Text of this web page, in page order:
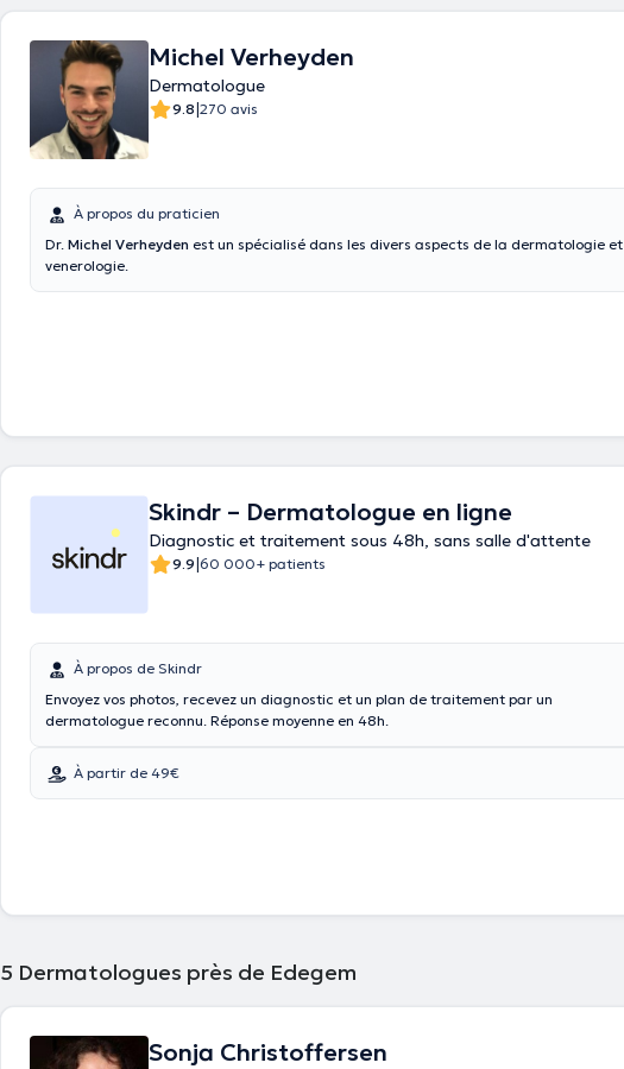
Michel Verheyden
Dermatologue
9.8|270 avis
À propos du praticien
Dr. Michel Verheyden est un spécialisé dans les divers aspects de la dermatologie et
venerologie.
Skindr – Dermatologue en ligne
Diagnostic et traitement sous 48h, sans salle d'attente
9.9|60 000+ patients
À propos de Skindr
Envoyez vos photos, recevez un diagnostic et un plan de traitement par un
dermatologue reconnu. Réponse moyenne en 48h.
À partir de 49€
5 Dermatologues près de Edegem
Sonja Christoffersen